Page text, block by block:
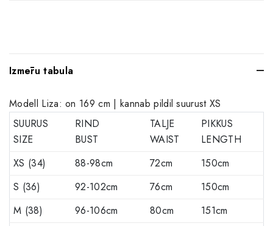
Izmēru tabula
Modell Liza: on 169 cm | kannab pildil suurust XS
SUURUS
SIZE
RIND
BUST
TALJE
WAIST
PIKKUS
LENGTH
XS (34)
88-98cm 72cm
150cm
S (36)
92-102cm 76cm
150cm
M (38)
96-106cm 80cm
151cm